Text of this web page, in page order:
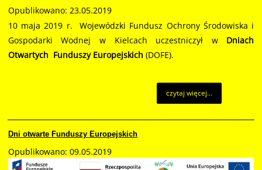
Opublikowano: 23.05.2019
10 maja 2019 r. Wojewódzki Fundusz Ochrony Środowiska i
Gospodarki Wodnej w Kielcach uczestniczył w Dniach
Otwartych Funduszy Europejskich (DOFE).
czytaj więcej...
Dni otwarte Funduszy Europejskich
Opublikowano: 09.05.2019